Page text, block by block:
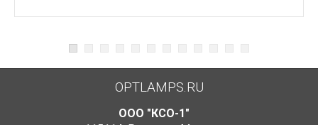
OPTLAMPS.RU
ООО "КСО-1"